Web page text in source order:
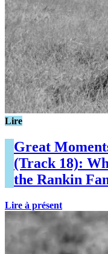
Lire
Great
(Track 18):
the Rankin
Lire à présent